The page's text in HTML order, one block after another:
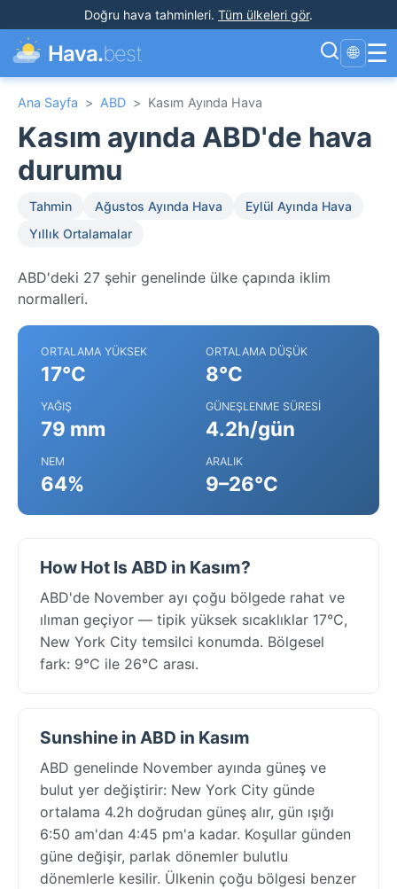
Doğru hava tahminleri. Tüm ülkeleri gör.
Hava.best 🌐 ☰
Ana Sayfa > ABD > Kasım Ayında Hava
Kasım ayında ABD'de hava
durumu
Tahmin Ağustos Ayında Hava
Eylül Ayında Hava
Yıllık Ortalamalar
ABD'deki 27 şehir genelinde ülke çapında iklim
normalleri.
ORTALAMA YÜKSEK
17°C
ORTALAMA DÜŞÜK
8°C
YAĞIŞ
79 mm
GÜNEŞLENME SÜRESI
4.2h/gün
NEM
64%
ARALIK
9–26°C
How Hot Is ABD in Kasım?
ABD'de November ayı çoğu bölgede rahat ve
ılıman geçiyor — tipik yüksek sıcaklıklar 17°C,
New York City temsilci konumda. Bölgesel
fark: 9°C ile 26°C arası.
Sunshine in ABD in Kasım
ABD genelinde November ayında güneş ve
bulut yer değiştirir: New York City günde
ortalama 4.2h doğrudan güneş alır, gün ışığı
6:50 am'dan 4:45 pm'a kadar. Koşullar günden
güne değişir, parlak dönemler bulutlu
dönemlerle kesilir. Ülkenin çoğu bölgesi benzer